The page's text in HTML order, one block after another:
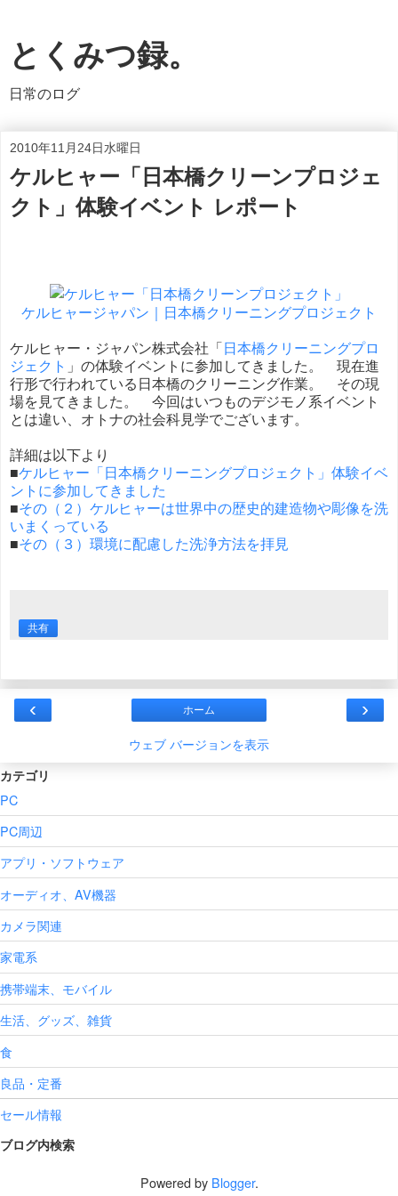
とくみつ録。
日常のログ
2010年11月24日水曜日
ケルヒャー「日本橋クリーンプロジェ
クト」体験イベント レポート
ケルヒャージャパン｜日本橋クリーニングプロジェクト
ケルヒャー・ジャパン株式会社「日本橋クリーニングプロ
ジェクト 」の体験イベントに参加してきました。 現在進
行形で行われている日本橋のクリーニング作業。 その現
場を見てきました。 今回はいつものデジモノ系イベント
とは違い、オトナの社会科見学でございます。
詳細は以下より
■ケルヒャー「日本橋クリーニングプロジェクト」体験イベ
ントに参加してきました
■その（２）ケルヒャーは世界中の歴史的建造物や彫像を洗
いまくっている
■その（３）環境に配慮した洗浄方法を拝見
共有
‹ ›
ホーム
ウェブ バージョンを表示
カテゴリ
PC
PC周辺
アプリ・ソフトウェア
オーディオ、AV機器
カメラ関連
家電系
携帯端末、モバイル
生活、グッズ、雑貨
食
良品・定番
セール情報
ブログ内検索
Powered by Blogger.